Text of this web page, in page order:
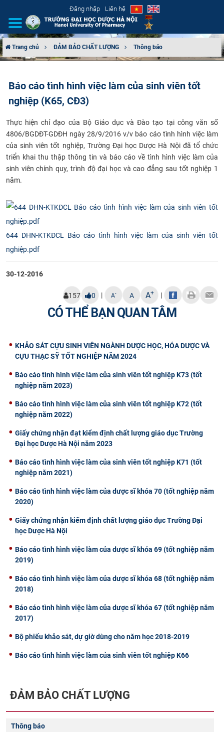
Đăng nhập Liên hệ
CƠ CẤU TỔ CHỨC
ĐÀO TẠO
ĐẢM BẢO CHẤT LƯỢNG
HTQT
CỰU NGƯỜI HỌC
Trang chủ ĐẢM BẢO CHẤT LƯỢNG Thông báo
Báo cáo tình hình việc làm của sinh viên tốt
nghiệp (K65, CĐ3)
​Thực hiện chỉ đạo của Bộ Giáo dục và Đào tạo tại công văn số
4806/BGDĐT-GDĐH ngày 28/9/2016 v/v báo cáo tình hình việc làm
của sinh viên tốt nghiệp, Trường Đại học Dược Hà Nội đã tổ chức
triển khai thu thập thông tin và báo cáo về tình hình việc làm của
sinh viên chính quy, trình độ đại học và cao đẳng sau tốt nghiệp 1
năm.
644 DHN-KTKĐCL Báo cáo tình hình việc làm của sinh viên tốt
nghiệp.pdf
30-12-2016
157 0 | A- A A+ |
CÓ THỂ BẠN QUAN TÂM
KHẢO SÁT CỰU SINH VIÊN NGÀNH DƯỢC HỌC, HÓA DƯỢC VÀ
CỰU THẠC SỸ TỐT NGHIỆP NĂM 2024
Báo cáo tình hình việc làm của sinh viên tốt nghiệp K73 (tốt
nghiệp năm 2023)
Báo cáo tình hình việc làm của sinh viên tốt nghiệp K72 (tốt
nghiệp năm 2022)
Giấy chứng nhận đạt kiểm định chất lượng giáo dục Trường
Đại học Dược Hà Nội năm 2023
Báo cáo tình hình việc làm của sinh viên tốt nghiệp K71 (tốt
nghiệp năm 2021)
Báo cáo tình hình việc làm của dược sĩ khóa 70 (tốt nghiệp năm
2020)
Giấy chứng nhận kiểm định chất lượng giáo dục Trường Đại
học Dược Hà Nội
Báo cáo tình hình việc làm của dược sĩ khóa 69 (tốt nghiệp năm
2019)
Báo cáo tình hình việc làm của dược sĩ khóa 68 (tốt nghiệp năm
2018)
Báo cáo tình hình việc làm của dược sĩ khóa 67 (tốt nghiệp năm
2017)
Bộ phiếu khảo sát, dự giờ dùng cho năm học 2018-2019
Báo cáo tình hình việc làm của sinh viên tốt nghiệp K66
ĐẢM BẢO CHẤT LƯỢNG
Thông báo